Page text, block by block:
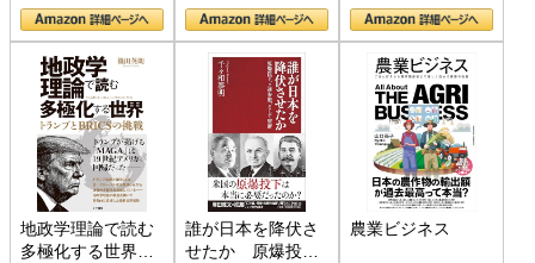
地政学理論で読む
多極化する世界：
誰が日本を降伏さ
せたか 原爆投
農業ビジネス